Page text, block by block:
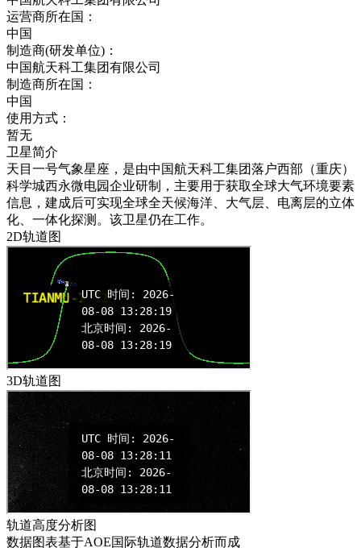
运营商所在国：
中国
制造商(研发单位)：
中国航天科工集团有限公司
制造商所在国：
中国
使用方式：
暂无
卫星简介
天目一号气象星座，是由中国航天科工集团落户西部（重庆）
科学城西永微电园企业研制，主要用于获取全球大气环境要素
信息，建成后可实现全球全天候海洋、大气层、电离层的立体
化、一体化探测。该卫星仍在工作。
2D轨道图
3D轨道图
轨道高度分析图
数据图表基于AOE国际轨道数据分析而成